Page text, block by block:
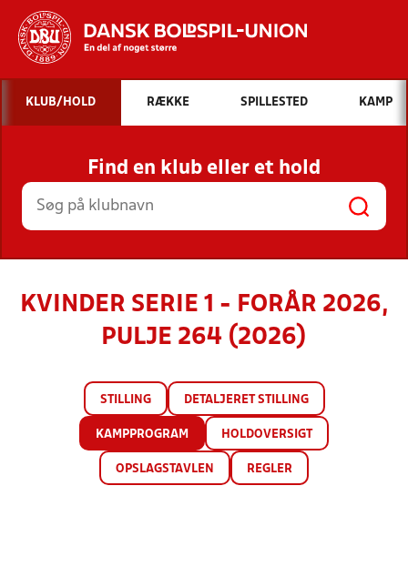
Hvad vil du søge efter?
INDHOLD OG NYHEDER
STILLINGER, RESULTATER, KLUBBER OG
HOLD
KLUB/HOLD RÆKKE SPILLESTED KAMP
Find en klub eller et hold
KVINDER SERIE 1 - FORÅR 2026,
PULJE 264 (2026)
STILLING DETALJERET STILLING
KAMPPROGRAM HOLDOVERSIGT
OPSLAGSTAVLEN REGLER